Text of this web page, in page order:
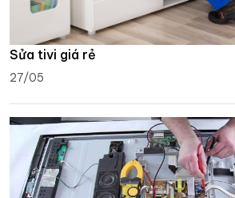
Sửa tivi giá rẻ
27/05